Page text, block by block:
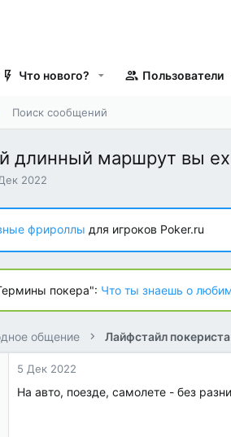
Что нового? Пользователи
Поиск сообщений
длинный маршрут вы
2022
фрироллы для игроков Poker.ru
покера": Что ты знаешь о
общение Лайфстайл покериста
5 Дек 2022
На авто, поезде, самолете - без